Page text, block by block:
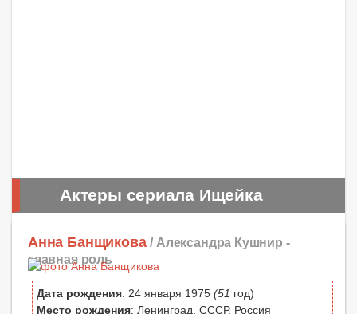
Актеры сериала Ищейка
Анна Банщикова / Александра Кушнир -
главная роль
Дата рождения: 24 января 1975 (51 год)
Место рождения: Ленинград, СССР, Россия